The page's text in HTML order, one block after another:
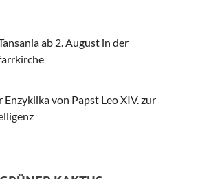
ab 2. August in der
von Papst Leo XIV. zur